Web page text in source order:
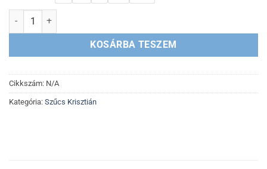
Krézi Srác + Utazás a kegyetlenbe csomag mennyiség
KOSÁRBA TESZEM
Cikkszám: N/A
Kategória: Szűcs Krisztián